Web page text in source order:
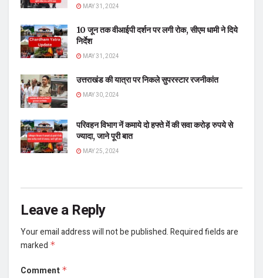
MAY 31, 2024
10 जून तक वीआईपी दर्शन पर लगी रोक, सीएम धामी ने दिये
निर्देश
MAY 31, 2024
उत्तराखंड की यात्रा पर निकले सुपरस्टार रजनीकांत
MAY 30, 2024
परिवहन विभाग नें कमाये दो हफ्ते में की सवा करोड़ रुपये से
ज्यादा, जाने पूरी बात
MAY 25, 2024
Leave a Reply
Your email address will not be published.Required fields are
marked *
Comment *